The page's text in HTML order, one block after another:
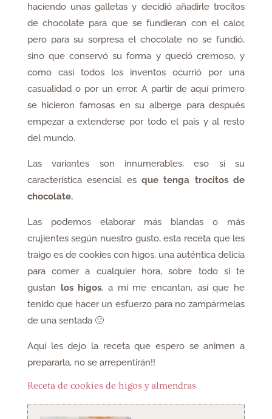
haciendo unas galletas y decidió añadirle trocitos
de chocolate para que se fundieran con el calor,
pero para su sorpresa el chocolate no se fundió,
sino que conservó su forma y quedó cremoso, y
como casi todos los inventos ocurrió por una
casualidad o por un error. A partir de aquí primero
se hicieron famosas en su alberge para después
empezar a extenderse por todo el país y al resto
del mundo.
Las variantes son innumerables, eso sí su
característica esencial es que tenga trocitos de
chocolate.
Las podemos elaborar más blandas o más
crujientes según nuestro gusto, esta receta que les
traigo es de cookies con higos, una auténtica delicia
para comer a cualquier hora, sobre todo si te
gustan los higos, a mí me encantan, así que he
tenido que hacer un esfuerzo para no zampármelas
de una sentada 🙂
Aquí les dejo la receta que espero se animen a
prepararla, no se arrepentirán!!
Receta de cookies de higos y almendras